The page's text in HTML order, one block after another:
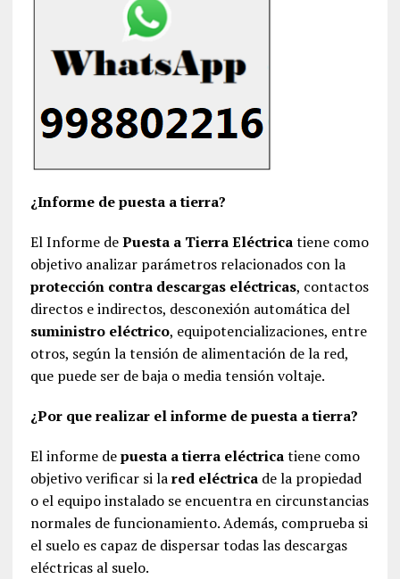
¿Informe de puesta a tierra?
El Informe dePuesta a Tierra Eléctricatiene como
objetivo analizar parámetros relacionados con la
protección contra descargas eléctricas, contactos
directos e indirectos, desconexión automática del
suministro eléctrico, equipotencializaciones, entre
otros, según la tensión de alimentación de la red,
que puede ser de baja o media tensión voltaje.
¿Por que realizar el informe de puesta a tierra?
El informe depuesta a tierra eléctricatiene como
objetivo verificar si lared eléctricade la propiedad
o el equipo instalado se encuentra en circunstancias
normales de funcionamiento. Además, comprueba si
el suelo es capaz de dispersar todas las descargas
eléctricas al suelo.